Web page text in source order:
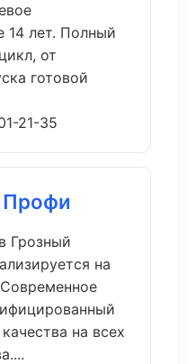
14 лет. Полный
от
готовой
21-35
Профи
Грозный
на
на всех